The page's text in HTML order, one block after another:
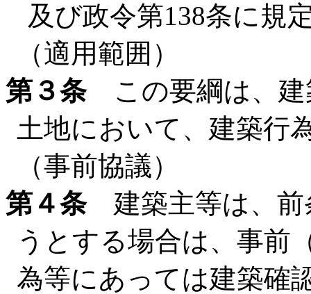
及び政令第138条に規
（適用範囲）
第３条この要綱は、建
土地において、建築行
（事前協議）
第４条建築主等は、前
うとする場合は、事前
為等にあっては建築確